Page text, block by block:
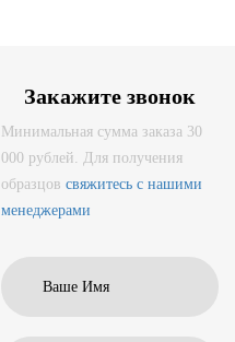
Закажите звонок
Минимальная сумма заказа 30
000 рублей. Для получения
образцов свяжитесь с нашими
менеджерами